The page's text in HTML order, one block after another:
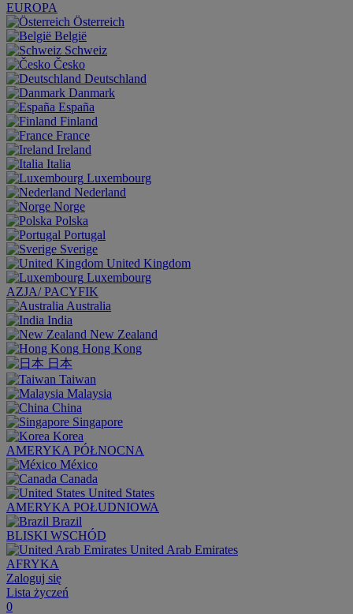
EUROPA
Österreich
België
Schweiz
Česko
Deutschland
Danmark
España
Finland
France
Ireland
Italia
Luxembourg
Nederland
Norge
Polska
Portugal
Sverige
United Kingdom
Luxembourg
AZJA/ PACYFIK
Australia
India
New Zealand
Hong Kong
日本
Taiwan
Malaysia
China
Singapore
Korea
AMERYKA PÓŁNOCNA
México
Canada
United States
AMERYKA POŁUDNIOWA
Brazil
BLISKI WSCHÓD
United Arab Emirates
AFRYKA
Zaloguj się
Lista życzeń
0